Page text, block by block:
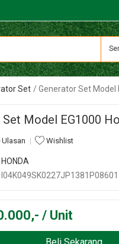
Set Generator Set Model
Set Model EG1000
Ulasan Wishlist
HONDA
I04K049SK0227JP1381P08601
/ Unit